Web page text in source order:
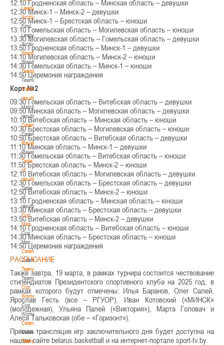
League.
Archive
First
League.
Archive
Standings
Standings
Teams
Teams
Match
results
Match
results
Calendar
Calendar
Players
Players
Table
of
results
Table
of
results
Cup.
Men
Cup.
Men
Calendar
Calendar
Teams
Teams
Cup.
Women
Cup.
Women
Calendar
Calendar
Teams
12:10 Гродненская область – Минская область – девушки
12:30 Минск-1 – Минск-2 – девушки
12:50 Минск-1 – Брестская область – юноши
13:10 Гомельская область – Могилевская область – юноши
13:30 Могилевская область – Гомельская область – девушки
13:50 Гродненская область – Минск-1 – девушки
14:10 Могилевская область – Минск-2 – юноши
14:30 Гомельская область – Минск-1 – юноши
14:50 Церемония награждения
Корт №2
09:30 Гомельская область – Витебская область – девушки
09:50 Минская область – Могилевская область – девушки
10:10 Витебская область – Минская область – юноши
10:30 Брестская область – Могилевская область – юноши
10:50 Брестская область – Витебская область – девушки
11:10 Минская область – Минск-1 – девушки
11:30 Гомельская область – Витебская область – юноши
11:50 Брестская область – Минск-2 – юноши
12:10 Витебская область – Могилевская область – девушки
12:30 Гомельская область – Брестская область – девушки
12:50 Витебская область – Минск-2 – юноши
13:10 Гродненская область – Минская область – юноши
13:30 Минская область – Брестская область – девушки
13:50 Витебская область – Минск-2 – девушки
14:10 Гродненская область – Витебская область – юноши
14:30 Минская область – Брестская область – юноши
14:50 Церемония награждения
РАСПИСАНИЕ
Также завтра, 19 марта, в рамках турнира состоится чествование
стипендиатов Президентского спортивного клуба на 2025 год, в
рамках которого будут отмечены: Илья Баранов, Олег Салей,
Ярослав Гесть (все – РГУОР), Иван Котовский («МИНСК»
(молодежная), Ульяна Палей («Виктория»), Марта Головач и
Алеся Тальковская (обе – «Горизонт»).
Прямая трансляция игр заключительного дня будет доступна на
нашем сайте belarus.basketball и на интернет-портале sport-tv.by.